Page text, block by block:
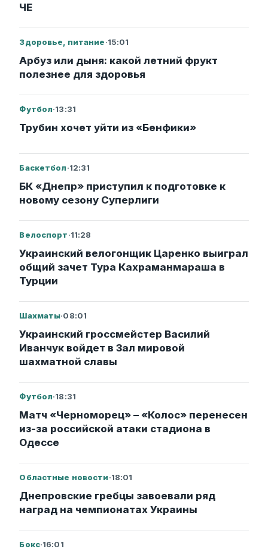
ЧЕ
Здоровье, питание·15:01
Арбуз или дыня: какой летний фрукт
полезнее для здоровья
Футбол·13:31
Трубин хочет уйти из «Бенфики»
Баскетбол·12:31
БК «Днепр» приступил к подготовке к
новому сезону Суперлиги
Велоспорт·11:28
Украинский велогонщик Царенко выиграл
общий зачет Тура Кахраманмараша в
Турции
Шахматы·08:01
Украинский гроссмейстер Василий
Иванчук войдет в Зал мировой
шахматной славы
Футбол·18:31
Матч «Черноморец» – «Колос» перенесен
из-за российской атаки стадиона в
Одессе
Областные новости·18:01
Днепровские гребцы завоевали ряд
наград на чемпионатах Украины
Бокс·16:01